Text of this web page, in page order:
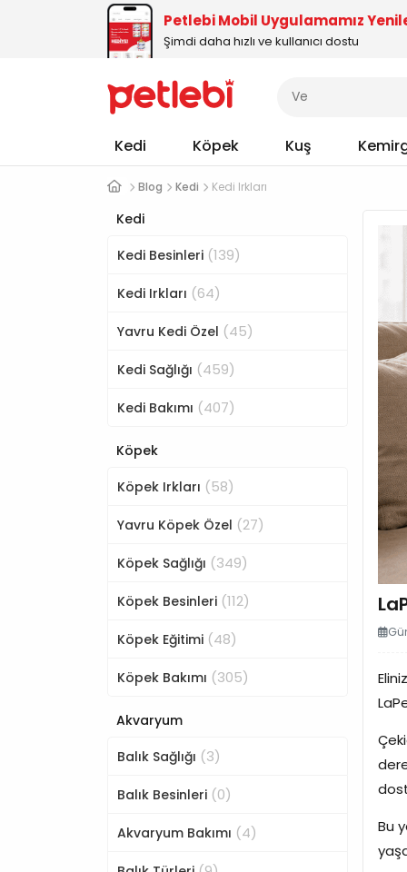
Petlebi Mobil Uygulamamız
Şimdi daha hızlı ve kullanıcı dostu
Kedi Köpek Kuş
Blog Kedi Kedi Irkları
Bu
Kedi
Kedi Besinleri (139)
Kedi Irkları (64)
Yavru Kedi Özel (45)
Kedi Sağlığı (459)
Kedi Bakımı (407)
Köpek
Köpek Irkları (58)
Yavru Köpek Özel (27)
Köpek Sağlığı (349)
Köpek Besinleri (112)
Köpek Eğitimi (48)
Köpek Bakımı (305)
Akvaryum
Balık Sağlığı (3)
Balık Besinleri (0)
Akvaryum Bakımı (4)